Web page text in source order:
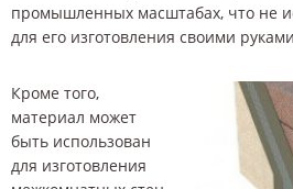
промышленных масштабах, что не
для его изготовления своими
Кроме того,
материал может
быть использован
для изготовления